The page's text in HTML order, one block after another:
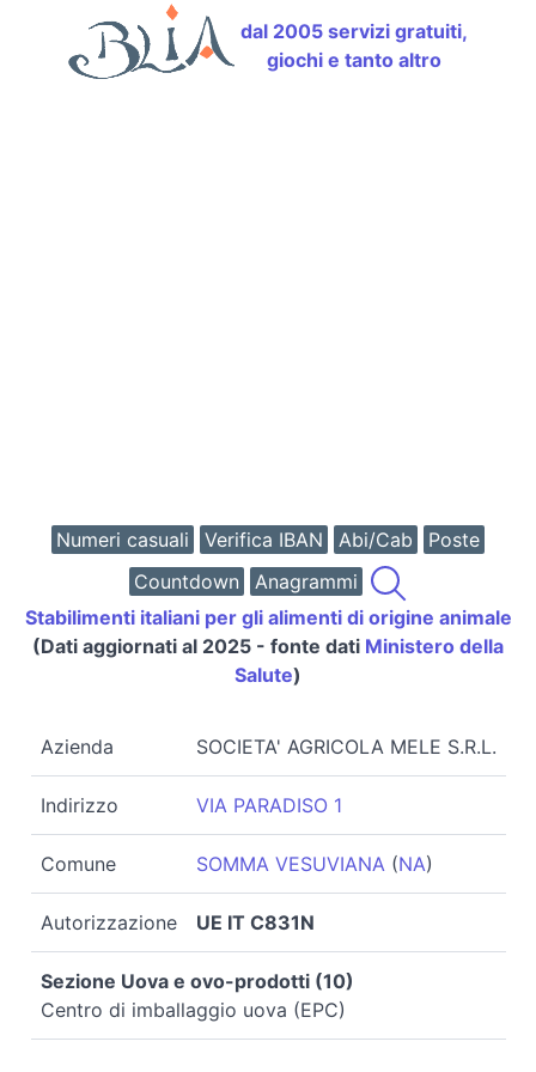
dal 2005 servizi gratuiti,
giochi e tanto altro
Numeri casuali Verifica IBAN Abi/Cab
Poste
Countdown
Anagrammi
Stabilimenti italiani per gli alimenti di origine animale
(Dati aggiornati al 2025 - fonte dati Ministero della
Salute)
Azienda SOCIETA' AGRICOLA MELE S.R.L.
Indirizzo VIA PARADISO 1
Comune SOMMA VESUVIANA(NA)
Autorizzazione UE IT C831N
Sezione Uova e ovo-prodotti (10)
Centro di imballaggio uova (EPC)